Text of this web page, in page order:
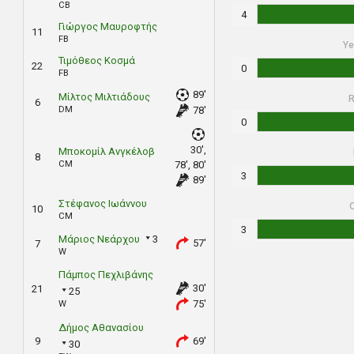
CB
11 Γιώργος Μαυροφτής
FB
22 Τιμόθεος Κοσμά
FB
6 Μίλτος Μιλτιάδους
DM
89'
78'
8 Μποκομίλ Ανγκέλοβ
CM
30',
78', 80'
89'
10 Στέφανος Ιωάννου
CM
7 Μάριος Νεάρχου 3
W
57'
21
Πάμπος Πεχλιβάνης
25
W
30'
75'
9
Δήμος Αθανασίου
30
69'
4
0
0
3
3